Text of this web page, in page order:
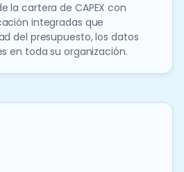
la cartera de CAPEX con
integradas que
del presupuesto, los datos
en toda su organización.